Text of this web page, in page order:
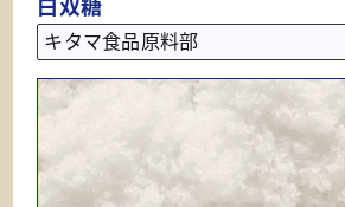
白双糖
キタマ食品原料部